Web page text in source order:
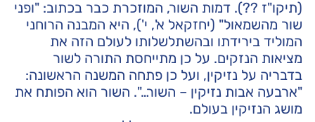
(תיקו"ז ??). דמות השור, המוזכרת כבר בכתוב: "ופני
שור מהשמאול" (יחזקאל א', י'), היא המבנה הרוחני
המוליד בירידתו ובהשתלשלותו לעולם הזה את
מציאות הנזקים. על כן מתייחסת התורה לשור
בדבריה על נזיקין, ועל כן פתחה המשנה הראשונה:
"ארבעה אבות נזיקין – השור…". השור הוא הפותח את
מושג הנזיקין בעולם.